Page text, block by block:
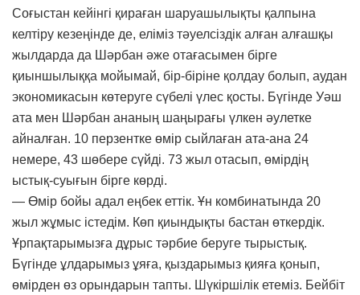
Соғыстан кейінгі қираған шаруашылықты қалпына
келтіру кезеңінде де, еліміз тәуелсіздік алған алғашқы
жылдарда да Шәрбан әже отағасымен бірге
қиыншылыққа мойымай, бір-біріне қолдау болып, аудан
экономикасын көтеруге сүбелі үлес қосты. Бүгінде Уәш
ата мен Шәрбан ананың шаңырағы үлкен әулетке
айналған. 10 перзентке өмір сыйлаған ата-ана 24
немере, 43 шөбере сүйді. 73 жыл отасып, өмірдің
ыстық-суығын бірге көрді.
— Өмір бойы адал еңбек еттік. Ұн комбинатында 20
жыл жұмыс істедім. Көп қиындықты бастан өткердік.
Ұрпақтарымызға дұрыс тәрбие беруге тырыстық.
Бүгінде ұлдарымыз ұяға, қыздарымыз қияға қонып,
өмірден өз орындарын тапты. Шүкіршілік етеміз. Бейбіт